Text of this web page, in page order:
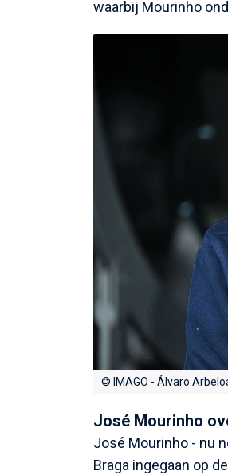
waarbij Mourinho
© IMAGO - Álvaro
José Mourinho
José Mourinho - nu
Braga ingegaan op